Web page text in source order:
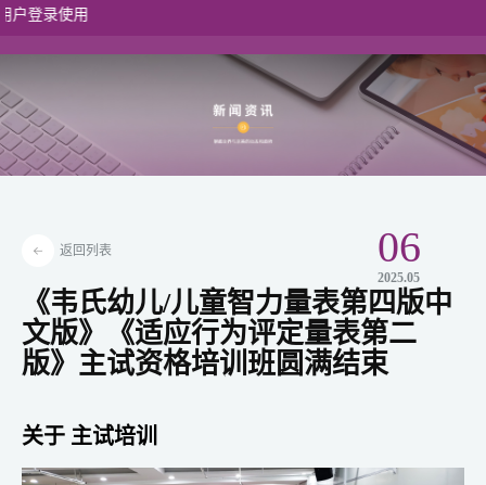
港澳入口
返回列表
《韦氏幼儿/儿童智力量表第四版中
文版》《适应行为评定量表第二
版》主试资格培训班圆满结束
关于 主试培训
06
2025.05